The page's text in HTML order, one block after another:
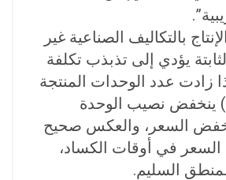
بالتكاليف الصناعية غير
يؤدي إلى تذبذب تكلفة
زادت عدد الوحدات المنتجة
ينخفض نصيب الوحدة
السعر، والعكس صحيح
في أوقات الكساد،
السليم.